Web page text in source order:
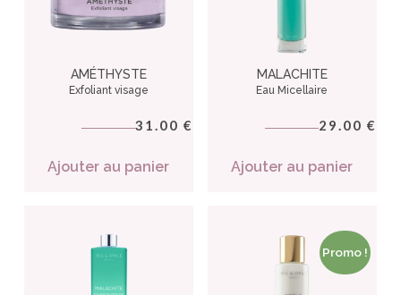
AMÉTHYSTE
Exfoliant visage
31.00 €
Ajouter au panier
MALACHITE
Eau Micellaire
29.00 €
Ajouter au panier
Promo !